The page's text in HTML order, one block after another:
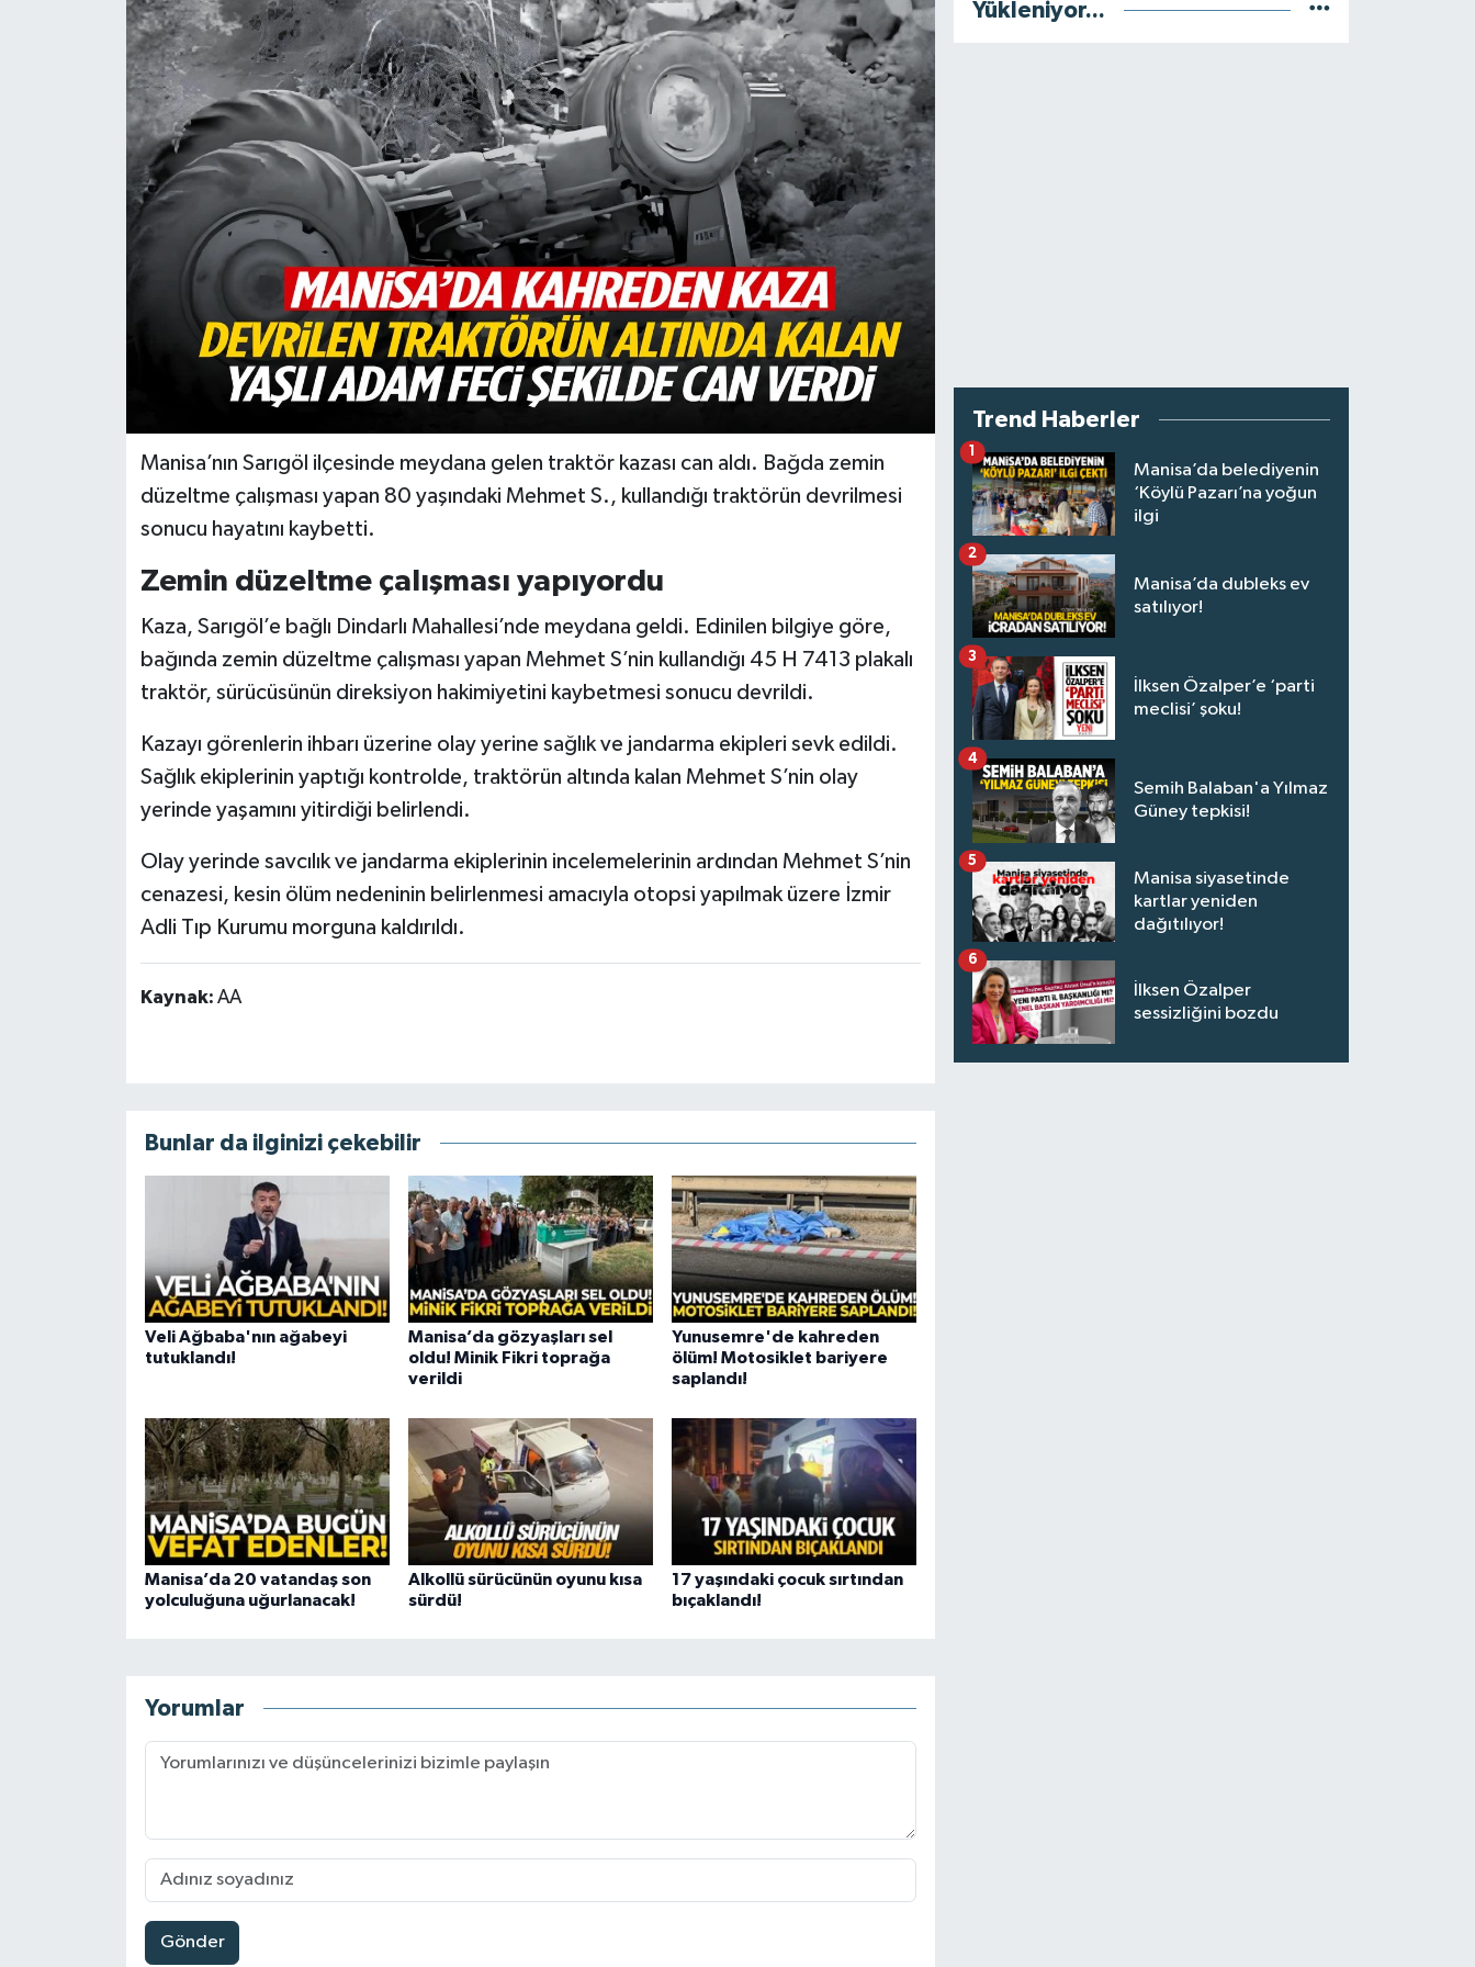
Manisa’nın Sarıgöl ilçesinde meydana gelen traktör kazası can aldı. Bağda zemin
düzeltme çalışması yapan 80 yaşındaki Mehmet S., kullandığı traktörün devrilmesi
sonucu hayatını kaybetti.
Zemin düzeltme çalışması yapıyordu
Kaza, Sarıgöl’e bağlı Dindarlı Mahallesi’nde meydana geldi. Edinilen bilgiye göre,
bağında zemin düzeltme çalışması yapan Mehmet S’nin kullandığı 45 H 7413 plakalı
traktör, sürücüsünün direksiyon hakimiyetini kaybetmesi sonucu devrildi.
Kazayı görenlerin ihbarı üzerine olay yerine sağlık ve jandarma ekipleri sevk edildi.
Sağlık ekiplerinin yaptığı kontrolde, traktörün altında kalan Mehmet S’nin olay
yerinde yaşamını yitirdiği belirlendi.
Olay yerinde savcılık ve jandarma ekiplerinin incelemelerinin ardından Mehmet S’nin
cenazesi, kesin ölüm nedeninin belirlenmesi amacıyla otopsi yapılmak üzere İzmir
Adli Tıp Kurumu morguna kaldırıldı.
Kaynak: AA
Bunlar da ilginizi çekebilir
Veli Ağbaba'nın ağabeyi
tutuklandı!
Manisa’da gözyaşları sel
oldu! Minik Fikri toprağa
verildi
Yunusemre'de kahreden
ölüm! Motosiklet bariyere
saplandı!
Manisa’da 20 vatandaş son
yolculuğuna uğurlanacak!
Alkollü sürücünün oyunu kısa
sürdü!
17 yaşındaki çocuk sırtından
bıçaklandı!
Yorumlar
Gönder
Yükleniyor...
Trend Haberler
Manisa’da belediyenin
‘Köylü Pazarı’na yoğun
ilgi
1
Manisa’da dubleks ev
satılıyor!
2
İlksen Özalper’e ‘parti
meclisi’ şoku!
3
Semih Balaban'a Yılmaz
Güney tepkisi!
4
Manisa siyasetinde
kartlar yeniden
dağıtılıyor!
5
İlksen Özalper
sessizliğini bozdu
6